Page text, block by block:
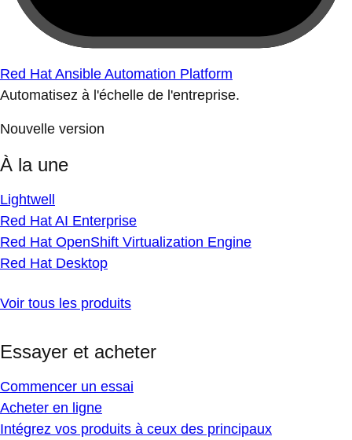
Red Hat Ansible Automation Platform
Automatisez à l'échelle de l'entreprise.
Nouvelle version
À la une
Lightwell
Red Hat AI Enterprise
Red Hat OpenShift Virtualization Engine
Red Hat Desktop
Voir tous les produits
Essayer et acheter
Commencer un essai
Acheter en ligne
Intégrez vos produits à ceux des principaux